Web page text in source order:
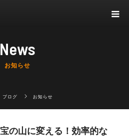
News
お知らせ
ブログ お知らせ
の山に変える！効率的な